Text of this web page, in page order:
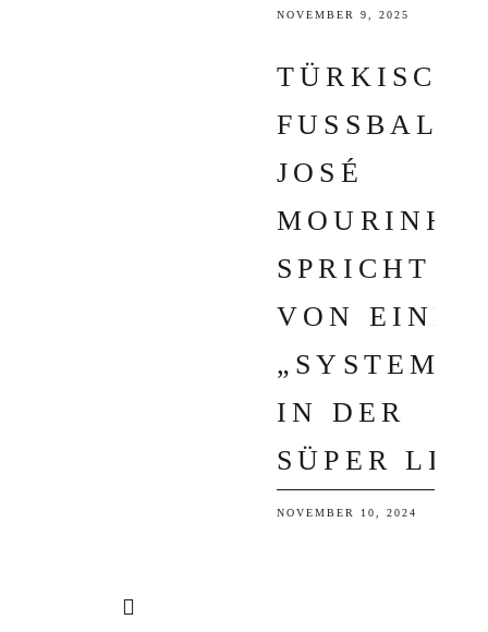
NOVEMBER 9, 2025
FUSSBALL: J
OSÉ M
OURINHO S
PRICHT V
ON EINEM „
SYSTEM“ I
N DER S
ÜPER LIG
NOVEMBER 10, 2024